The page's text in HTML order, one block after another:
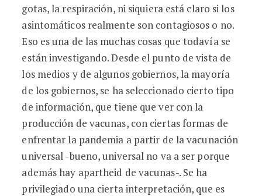
gotas, la respiración, ni siquiera está claro si los
asintomáticos realmente son contagiosos o no.
Eso es una de las muchas cosas que todavía se
están investigando. Desde el punto de vista de
los medios y de algunos gobiernos, la mayoría
de los gobiernos, se ha seleccionado cierto tipo
de información, que tiene que ver con la
producción de vacunas, con ciertas formas de
enfrentar la pandemia a partir de la vacunación
universal -bueno, universal no va a ser porque
además hay apartheid de vacunas-. Se ha
privilegiado una cierta interpretación, que es